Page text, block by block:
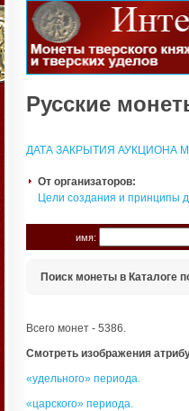
Русские
ДАТА ЗАКРЫТИЯ АУКЦИОНА
От организаторов:
Цели создания и принципы
имя:
Поиск монеты в Каталоге
Всего монет - 5386.
Смотреть изображения
«удельного» периода.
«царского» периода.